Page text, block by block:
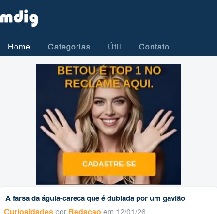
Home Categorias Útil Contato
A farsa da águia-careca que é dublada por um gavião
Curiosidades por Redacao em 12/01/26